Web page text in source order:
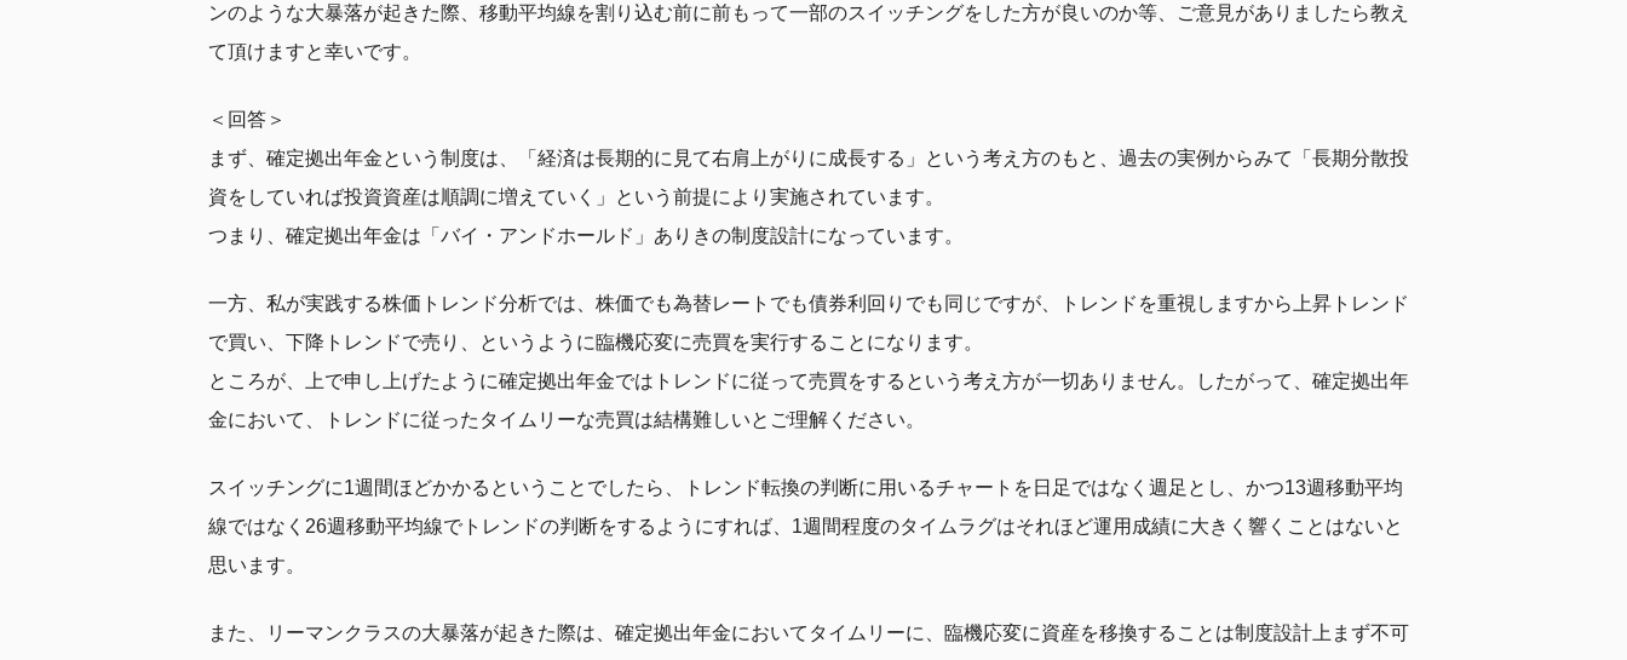
ンのような大暴落が起きた際、移動平均線を割り込む前に前もって一部のスイッチングをした方が良いのか等、ご意見がありましたら教え
て頂けますと幸いです。
＜回答＞
まず、確定拠出年金という制度は、「経済は長期的に見て右肩上がりに成長する」という考え方のもと、過去の実例からみて「長期分散投
資をしていれば投資資産は順調に増えていく」という前提により実施されています。
つまり、確定拠出年金は「バイ・アンドホールド」ありきの制度設計になっています。
一方、私が実践する株価トレンド分析では、株価でも為替レートでも債券利回りでも同じですが、トレンドを重視しますから上昇トレンド
で買い、下降トレンドで売り、というように臨機応変に売買を実行することになります。
ところが、上で申し上げたように確定拠出年金ではトレンドに従って売買をするという考え方が一切ありません。したがって、確定拠出年
金において、トレンドに従ったタイムリーな売買は結構難しいとご理解ください。
スイッチングに1週間ほどかかるということでしたら、トレンド転換の判断に用いるチャートを日足ではなく週足とし、かつ13週移動平均
線ではなく26週移動平均線でトレンドの判断をするようにすれば、1週間程度のタイムラグはそれほど運用成績に大きく響くことはないと
思います。
また、リーマンクラスの大暴落が起きた際は、確定拠出年金においてタイムリーに、臨機応変に資産を移換することは制度設計上まず不可